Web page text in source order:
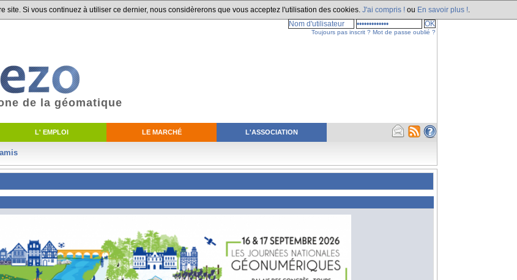
Si vous continuez à utiliser ce dernier, nous considèrerons que vous acceptez l'utilisation des cookies. J'ai compris ! ou En savoir plus !
L' EMPLOI LE MARCHÉ L'ASSOCIATION
de la géomatique
Toujours pas inscrit ? Mot de passe oublié ?